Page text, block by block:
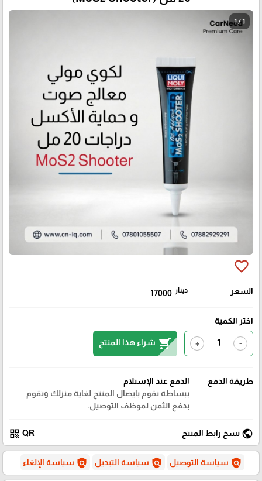
1 / 1
favorite_border
السعر 17000 دينار
اختر الكمية
-
+
shopping_cart شراء هذا المنتج
طريقة الدفع
الدفع عند الإستلام
ببساطة نقوم بايصال المنتج لغاية منزلك وتقوم
بدفع الثمن لموظف التوصيل.
public نسخ رابط المنتج QR
qr_code
policy سياسة التوصيل policy سياسة التبديل policy سياسة الإلغاء